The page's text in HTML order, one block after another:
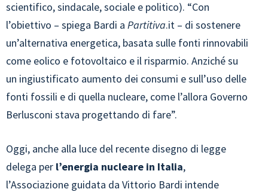
scientifico, sindacale, sociale e politico). “Con
l’obiettivo – spiega Bardi a Partitiva.it – di sostenere
un’alternativa energetica, basata sulle fonti rinnovabili
come eolico e fotovoltaico e il risparmio. Anziché su
un ingiustificato aumento dei consumi e sull’uso delle
fonti fossili e di quella nucleare, come l’allora Governo
Berlusconi stava progettando di fare”.
Oggi, anche alla luce del recente disegno di legge
delega per l’energia nucleare in Italia,
l’Associazione guidata da Vittorio Bardi intende